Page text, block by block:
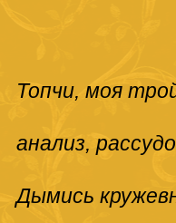
Топчи, моя
анализ,
Дымись